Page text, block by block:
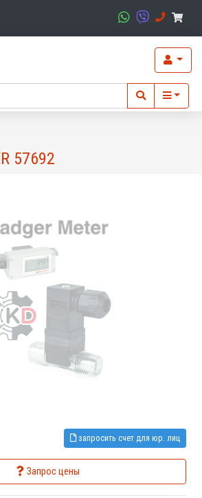
57692
запросить счет для юр. лиц
Запрос цены